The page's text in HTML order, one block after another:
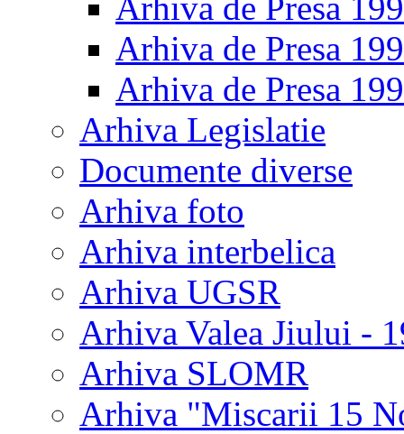
Arhiva de Presa
Arhiva de Presa
Arhiva Legislatie
Documente diverse
Arhiva foto
Arhiva interbelica
Arhiva UGSR
Arhiva Valea Jiului -
Arhiva SLOMR
Arhiva "Miscarii 15